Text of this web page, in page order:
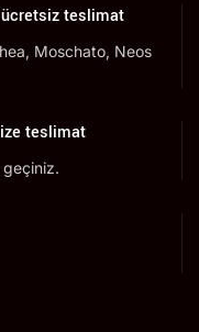
ücretsiz teslimat
Moschato, Neos
teslimat
geçiniz.